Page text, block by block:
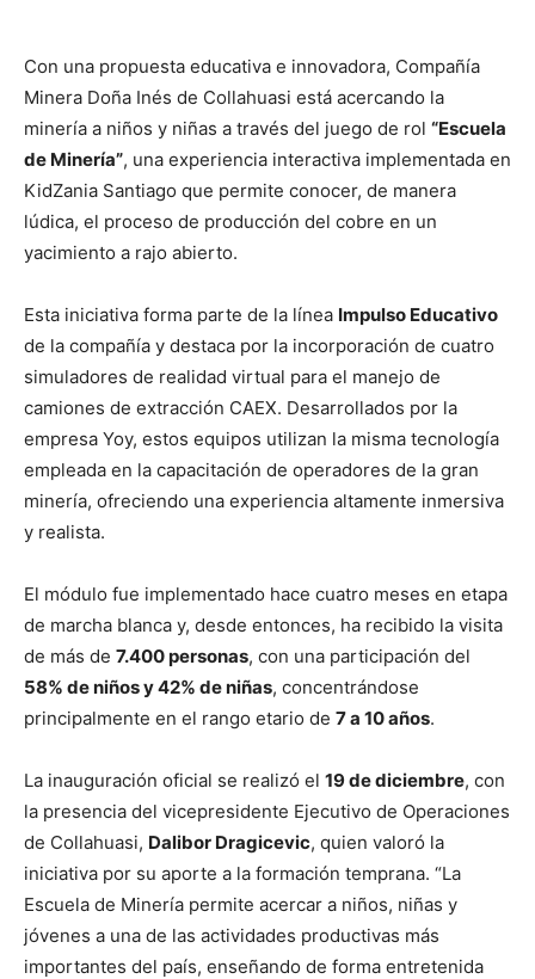
Con una propuesta educativa e innovadora, Compañía
Minera Doña Inés de Collahuasi está acercando la
minería a niños y niñas a través del juego de rol “Escuela
de Minería”, una experiencia interactiva implementada en
KidZania Santiago que permite conocer, de manera
lúdica, el proceso de producción del cobre en un
yacimiento a rajo abierto.
Esta iniciativa forma parte de la línea Impulso Educativo
de la compañía y destaca por la incorporación de cuatro
simuladores de realidad virtual para el manejo de
camiones de extracción CAEX. Desarrollados por la
empresa Yoy, estos equipos utilizan la misma tecnología
empleada en la capacitación de operadores de la gran
minería, ofreciendo una experiencia altamente inmersiva
y realista.
El módulo fue implementado hace cuatro meses en etapa
de marcha blanca y, desde entonces, ha recibido la visita
de más de 7.400 personas, con una participación del
58% de niños y 42% de niñas, concentrándose
principalmente en el rango etario de 7 a 10 años.
La inauguración oficial se realizó el 19 de diciembre, con
la presencia del vicepresidente Ejecutivo de Operaciones
de Collahuasi, Dalibor Dragicevic, quien valoró la
iniciativa por su aporte a la formación temprana. “La
Escuela de Minería permite acercar a niños, niñas y
jóvenes a una de las actividades productivas más
importantes del país, enseñando de forma entretenida